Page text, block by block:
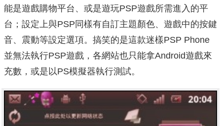
能是遊戲購物平台、或是遊玩PSP遊戲所需進入的平
台；設定上與PSP同樣有自訂主題顏色、遊戲中的按鍵
音、震動等設定選項。搞笑的是這款迷樣PSP Phone
並無法執行PSP遊戲，各網站也只能拿Android遊戲來
充數，或是以PS模擬器執行測試。